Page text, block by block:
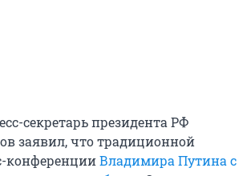
секретарь президента РФ
заявил, что традиционной
конференцииВладимира Путина с